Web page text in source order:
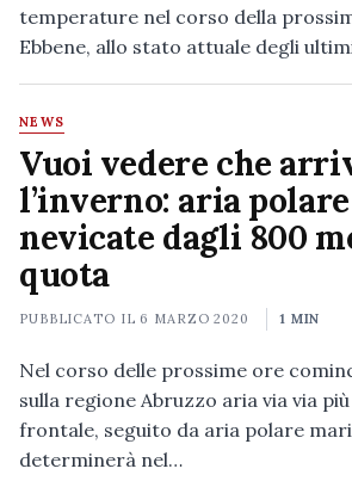
temperature nel corso della
Ebbene, allo stato attuale degli
NEWS
Vuoi vedere che
l’inverno: aria
nevicate dagli 800
quota
PUBBLICATO IL 6 MARZO 2020 1 MIN
Nel corso delle prossime ore
sulla regione Abruzzo aria via via
frontale, seguito da aria polare
determinerà nel…